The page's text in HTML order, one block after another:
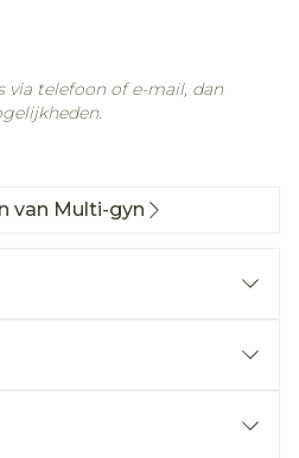
telefoon of e-mail, dan
van Multi-gyn